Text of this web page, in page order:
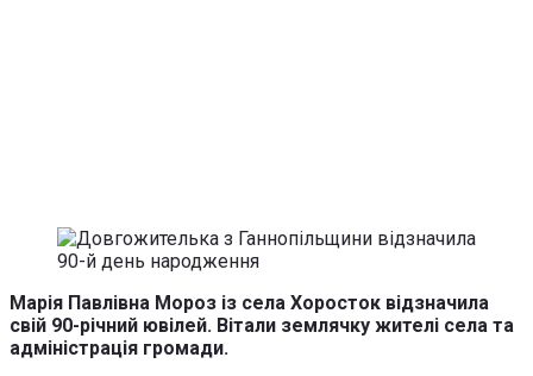
Марія Павлівна Мороз із села Хоросток відзначила
свій 90-річний ювілей. Вітали землячку жителі села та
адміністрація громади.